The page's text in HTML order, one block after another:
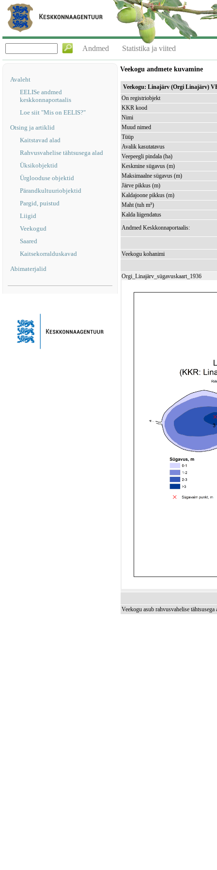
Andmed Statistika ja viited
Avaleht
EELISe andmed
keskkonnaportaalis
Loe siit "Mis on EELIS?"
Otsing ja artiklid
Kaitstavad alad
Rahvusvahelise tähtsusega alad
Üksikobjektid
Ürglooduse objektid
Pärandkultuuriobjektid
Pargid, puistud
Liigid
Veekogud
Saared
Kaitsekorralduskavad
Abimaterjalid
Veekogu andmete kuvamine
Veekogu: Linajärv (Orgi Linajärv)
On registriobjekt
KKR kood
Nimi
Muud nimed
Tüüp
Avalik kasutatavus
Veepeegli pindala (ha)
Keskmine sügavus (m)
Maksimaalne sügavus (m)
Järve pikkus (m)
Kaldajoone pikkus (m)
Maht (tuh m³)
Kalda liigendatus
Andmed Keskkonnaportaalis:
Veekogu kohanimi
Orgi_Linajärv_sügavuskaart_1936
Veekogu asub rahvusvahelise tähtsusega